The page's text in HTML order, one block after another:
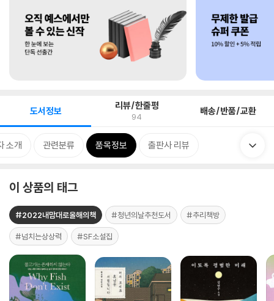
도서정보 리뷰/한줄평
94 배송/반품/교환
소개 관련분류 품목정보 출판사 리뷰
이 상품의 태그
#2022내맘대로올해의책 #청년의날추천도서 #추리책방
#넘치는상상력 #SF소설집